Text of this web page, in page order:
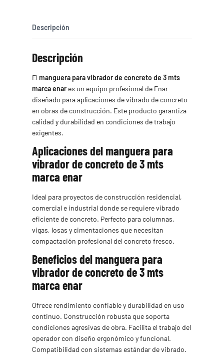
marcaDescripción
Descripción
Elmanguera para vibrador de concreto de 3 mts
marca enar es un equipo profesional de Enar
diseñado para aplicaciones de vibrado de concreto
en obras de construcción. Este producto garantiza
calidad y durabilidad en condiciones de trabajo
exigentes.
Aplicaciones del manguera para
vibrador de concreto de 3 mts
marca enar
Ideal para proyectos de construcción residencial,
comercial e industrial donde se requiere vibrado
eficiente de concreto. Perfecto para columnas,
vigas, losas y cimentaciones que necesitan
compactación profesional del concreto fresco.
Beneficios del manguera para
vibrador de concreto de 3 mts
marca enar
Ofrece rendimiento confiable y durabilidad en uso
continuo. Construcción robusta que soporta
condiciones agresivas de obra. Facilita el trabajo del
operador con diseño ergonómico y funcional.
Compatibilidad con sistemas estándar de vibrado.